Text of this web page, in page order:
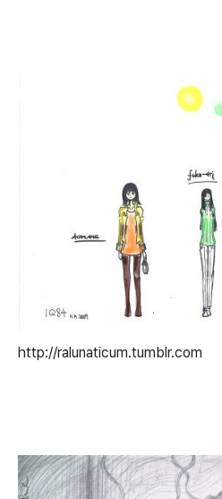
http://ralunaticum.tumblr.com